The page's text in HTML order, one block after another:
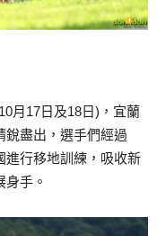
月17日及18日)，宜蘭
銳盡出，選手們經過
進行移地訓練，吸收新
手。